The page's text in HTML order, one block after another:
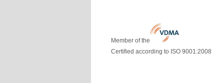
Member of the
Certified according to ISO 9001:2008